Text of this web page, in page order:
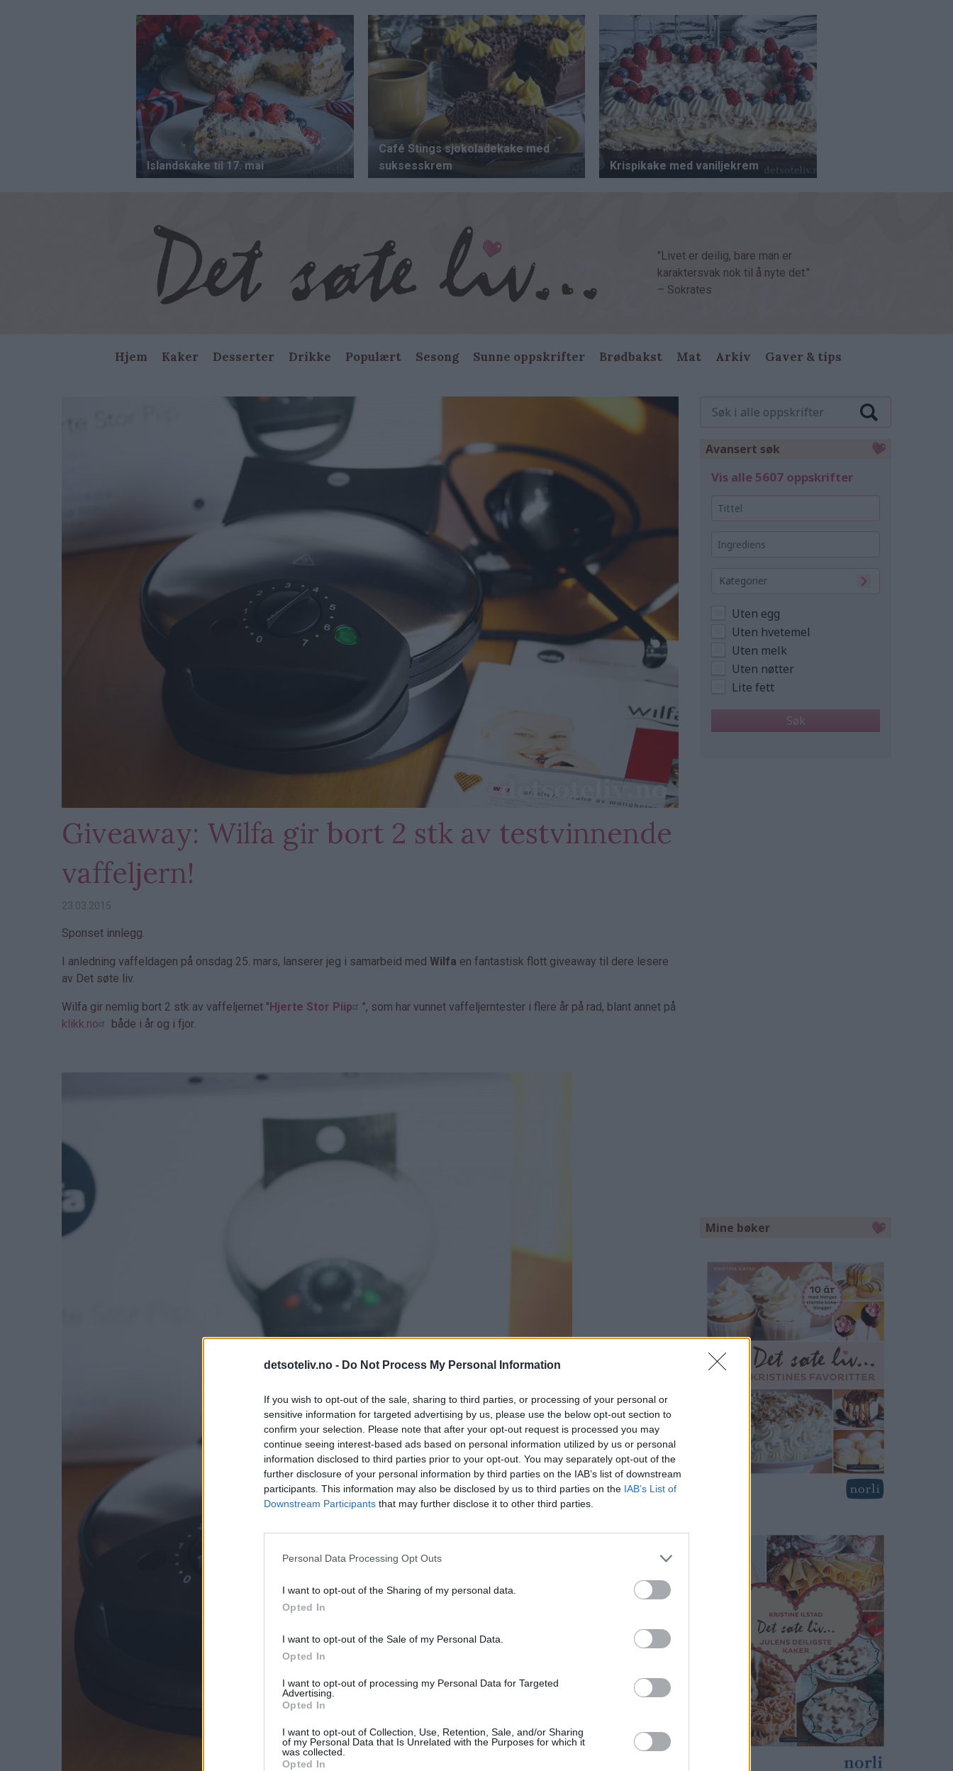
detsoteliv.no - Do Not Process My Personal Information
If you wish to opt-out of the sale, sharing to third parties, or processing of your personal or
sensitive information for targeted advertising by us, please use the below opt-out section to
confirm your selection. Please note that after your opt-out request is processed you may
continue seeing interest-based ads based on personal information utilized by us or personal
information disclosed to third parties prior to your opt-out. You may separately opt-out of the
further disclosure of your personal information by third parties on the IAB’s list of downstream
participants. This information may also be disclosed by us to third parties on the IAB’s List of
Downstream Participants that may further disclose it to other third parties.
Personal Data Processing Opt Outs
I want to opt-out of the Sharing of my personal data.
Opted In
I want to opt-out of the Sale of my Personal Data.
Opted In
I want to opt-out of processing my Personal Data for Targeted
Advertising.
Opted In
I want to opt-out of Collection, Use, Retention, Sale, and/or Sharing
of my Personal Data that Is Unrelated with the Purposes for which it
was collected.
Opted In
"Livet er deilig, bare man er
karaktersvak nok til å nyte det."
– Sokrates
Main
navigation
Hjem Kaker Desserter Drikke Populært Sesong Sunne oppskrifter Brødbakst Mat Arkiv Gaver & tips
Giveaway: Wilfa gir bort 2 stk av testvinnende
vaffeljern!
23.03.2015
Sponset innlegg.
I anledning vaffeldagen på onsdag 25. mars, lanserer jeg i samarbeid med Wilfa en fantastisk flott giveaway til dere lesere
av Det søte liv.
Wilfa gir nemlig bort 2 stk av vaffeljernet "Hjerte Stor Piip
", som har vunnet vaffeljerntester i flere år på rad, blant annet på
klikk.no
både i år og i fjor.
Avansert søk
Vis alle 5607 oppskrifter
Kategorier
Uten egg
Uten hvetemel
Uten melk
Uten nøtter
Lite fett
Mine bøker